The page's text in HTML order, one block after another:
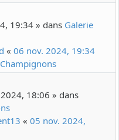
19:34 » dans Galerie
« 06 nov. 2024, 19:34
18:06 » dans
« 05 nov. 2024,